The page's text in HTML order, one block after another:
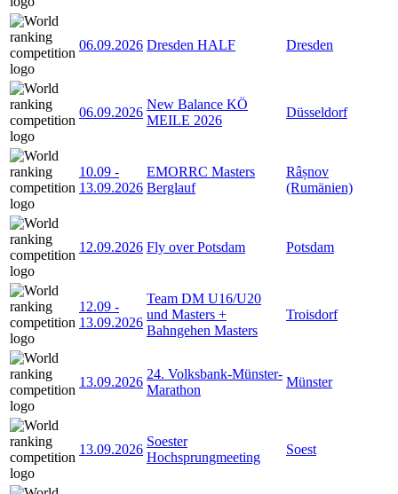
06.09.2026 Dresden HALF Dresden
06.09.2026
New Balance KÖ
MEILE 2026
Düsseldorf
10.09 -
13.09.2026
EMORRC Masters
Berglauf
Râșnov
(Rumänien)
12.09.2026 Fly over Potsdam Potsdam
12.09 -
13.09.2026
Team DM U16/U20
und Masters +
Bahngehen Masters
Troisdorf
13.09.2026
24. Volksbank-Münster-
Marathon
Münster
13.09.2026
Soester
Hochsprungmeeting
Soest